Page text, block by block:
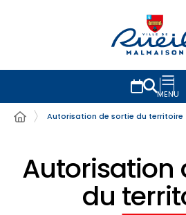
MENU
Autorisation de sortie du territoire
Autorisation
du